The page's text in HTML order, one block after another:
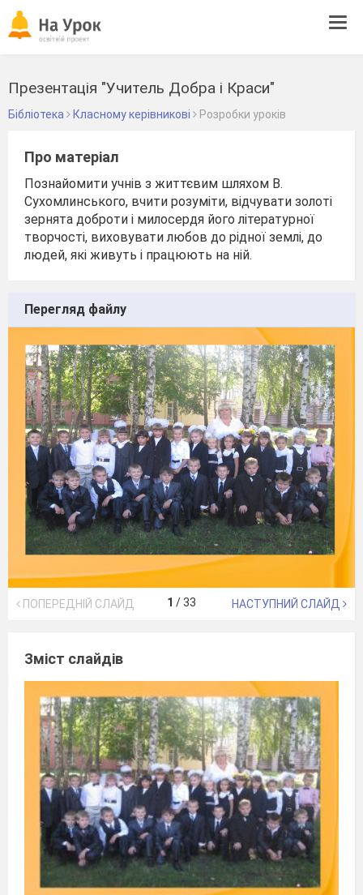
Презентація "Учитель Добра і Краси"
Бібліотека Класному керівникові Розробки уроків
Про матеріал
Познайомити учнів з життєвим шляхом В.
Сухомлинського, вчити розуміти, відчувати золоті
зернята доброти і милосердя його літературної
творчості, виховувати любов до рідної землі, до
людей, які живуть і працюють на ній.
Перегляд файлу
ПОПЕРЕДНІЙ СЛАЙД 1 /33 НАСТУПНИЙ СЛАЙД
Зміст слайдів